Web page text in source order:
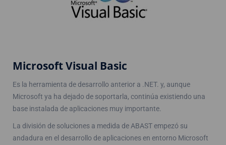
Microsoft Visual Basic
Es la herramienta de desarrollo anterior a .NET. y, aunque
Microsoft ya ha dejado de soportarla, continúa existiendo una
base instalada de aplicaciones muy importante.
La división de soluciones a medida de ABAST empezó su
andadura en el desarrollo de aplicaciones en entorno Microsoft